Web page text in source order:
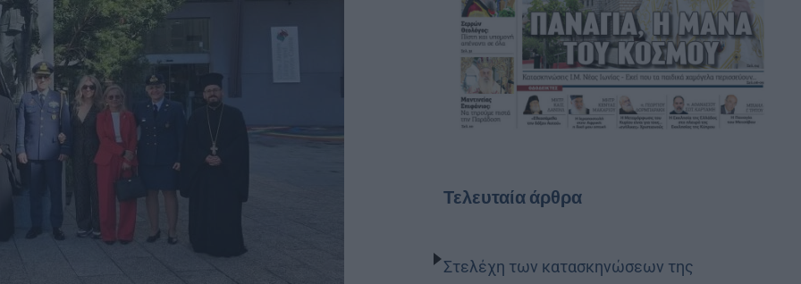
Τελευταία άρθρα
Στελέχη των κατασκηνώσεων της